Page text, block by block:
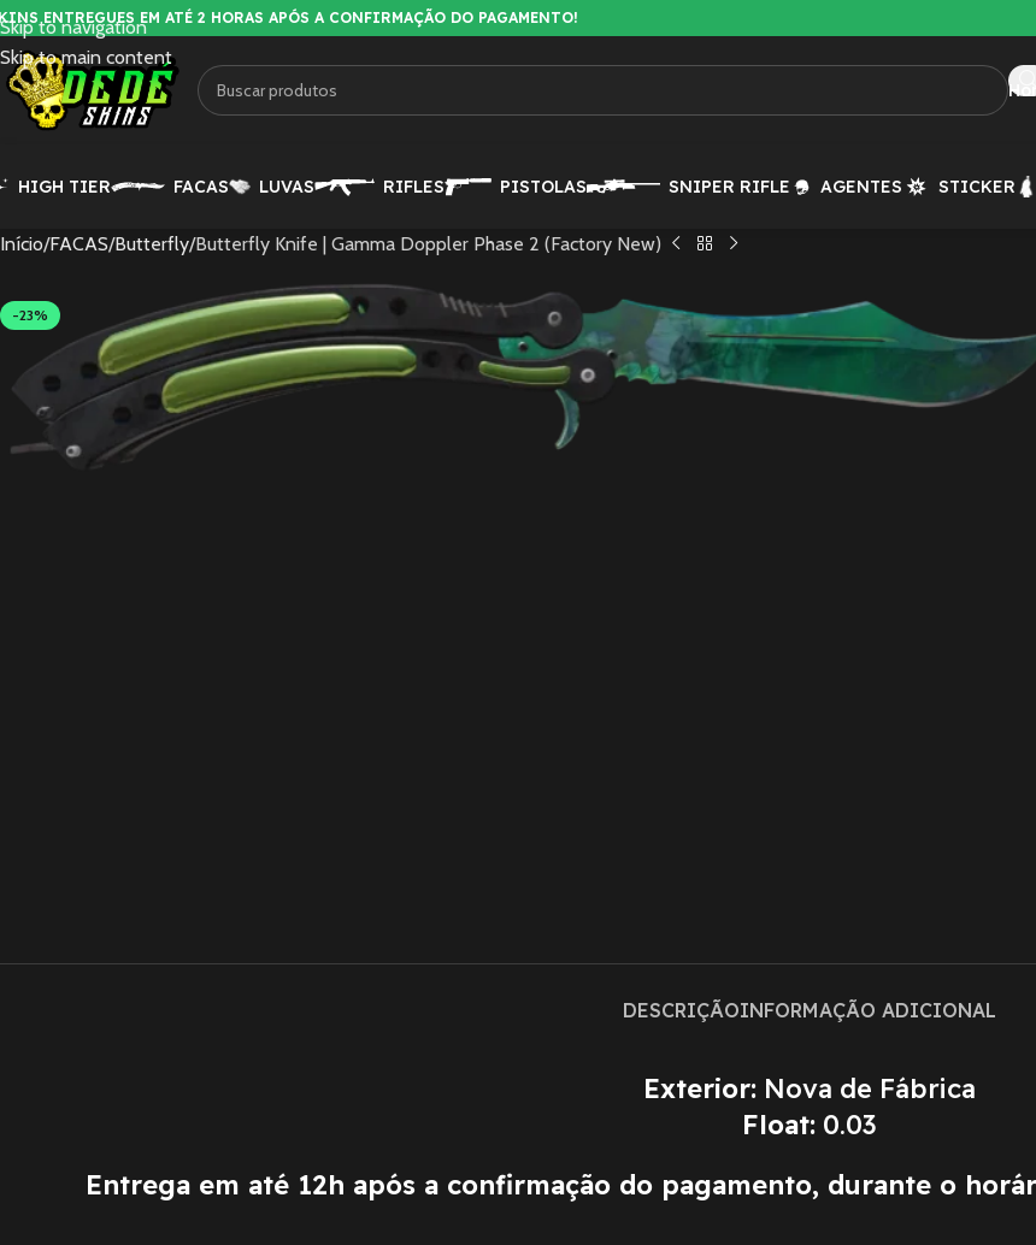
Skip to navigation
Skip to main content
ENTREGUES EM ATÉ 2 HORAS APÓS A CONFIRMAÇÃO DO PAGAMENTO!
HIGH TIER FACAS LUVAS RIFLES PISTOLAS SNIPER RIFLE AGENTES STICKER
Início FACAS Butterfly Butterfly Knife | Gamma Doppler Phase 2 (Factory New)
-23%
DESCRIÇÃOINFORMAÇÃO ADICIONAL
Exterior: Nova de Fábrica
Float: 0.03
Entrega em até 12h após a confirmação do pagamento, durante o